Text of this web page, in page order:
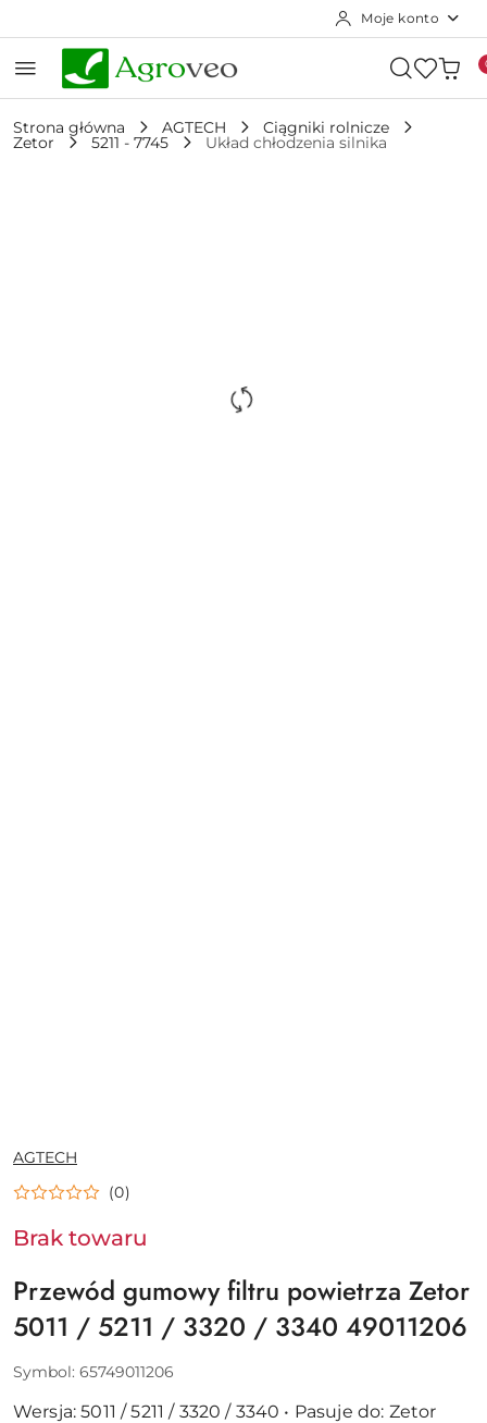
Moje konto
Strona główna AGTECH Ciągniki rolnicze
Zetor 5211 - 7745 Układ chłodzenia silnika
NAZWA
PRODUCENTA:
AGTECH
(0)
Brak towaru
Przewód gumowy filtru powietrza Zetor
5011 / 5211 / 3320 / 3340 49011206
Symbol: 65749011206
Wersja: 5011 / 5211 / 3320 / 3340 • Pasuje do: Zetor